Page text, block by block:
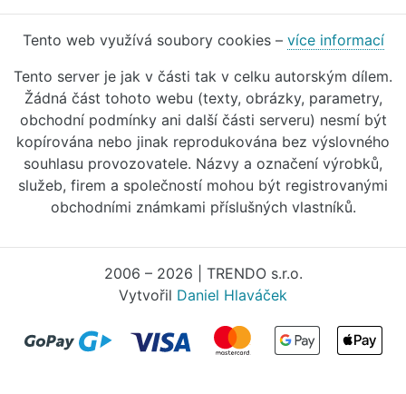
Tento web využívá soubory cookies – více informací
Tento server je jak v části tak v celku autorským dílem.
Žádná část tohoto webu (texty, obrázky, parametry,
obchodní podmínky ani další části serveru) nesmí být
kopírována nebo jinak reprodukována bez výslovného
souhlasu provozovatele. Názvy a označení výrobků,
služeb, firem a společností mohou být registrovanými
obchodními známkami příslušných vlastníků.
2006 – 2026 | TRENDO s.r.o.
Vytvořil Daniel Hlaváček